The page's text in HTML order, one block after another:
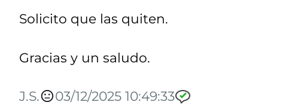
Solicito que las quiten.
Gracias y un saludo.
J.S. 03/12/2025 10:49:33